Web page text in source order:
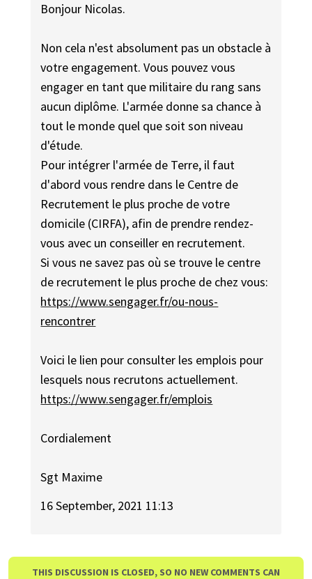
Bonjour Nicolas.
Non cela n'est absolument pas un obstacle à
votre engagement. Vous pouvez vous
engager en tant que militaire du rang sans
aucun diplôme. L'armée donne sa chance à
tout le monde quel que soit son niveau
d'étude.
Pour intégrer l'armée de Terre, il faut
d'abord vous rendre dans le Centre de
Recrutement le plus proche de votre
domicile (CIRFA), afin de prendre rendez-
vous avec un conseiller en recrutement.
Si vous ne savez pas où se trouve le centre
de recrutement le plus proche de chez vous:
https://www.sengager.fr/ou-nous-
rencontrer
Voici le lien pour consulter les emplois pour
lesquels nous recrutons actuellement.
https://www.sengager.fr/emplois
Cordialement
Sgt Maxime
16 September, 2021 11:13
THIS DISCUSSION IS CLOSED, SO NO NEW COMMENTS CAN